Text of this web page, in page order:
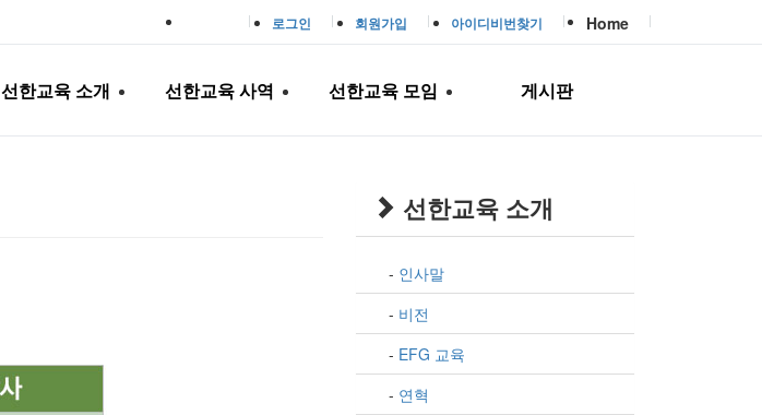
선한교육 소개 선한교육 사역 선한교육 모임 게시판
로그인 회원가입 아이디비번찾기 Home
선한교육 소개
- 인사말
- 비전
- EFG 교육
- 연혁